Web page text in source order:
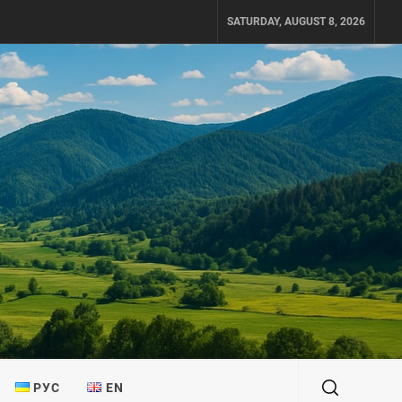
SATURDAY, AUGUST 8, 2026
РУС EN